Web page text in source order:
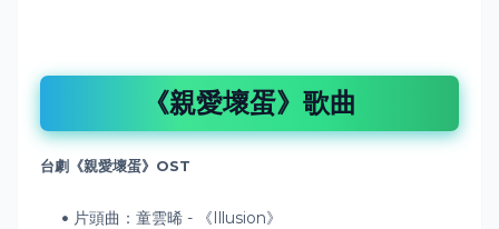
《親愛壞蛋》歌曲
台劇《親愛壞蛋》 OST
片頭曲：童雲晞 - 《Illusion》